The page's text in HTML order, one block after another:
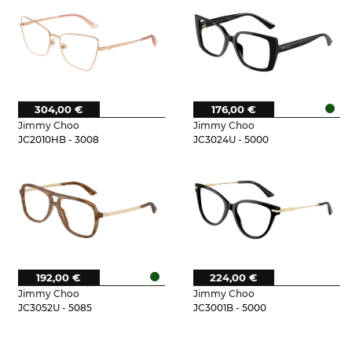
Jimmy Choo
JC2010HB - 3008
304,00 €
Jimmy Choo
JC3024U - 5000
176,00 €
Jimmy Choo
JC3052U - 5085
192,00 €
Jimmy Choo
JC3001B - 5000
224,00 €